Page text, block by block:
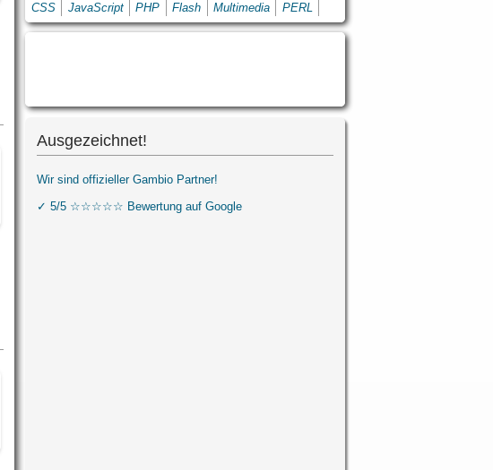
CSS
JavaScript PHP Flash Multimedia PERL
Ausgezeichnet!
Wir sind offizieller Gambio Partner!
✓ 5/5 ☆☆☆☆☆ Bewertung auf Google